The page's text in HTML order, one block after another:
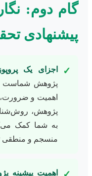
گام دوم:
پیشنهادی
✓ اجزای یک
پژوهش شماست و
اهمیت و ضرورت،
پژوهش،
به شما کمک
منسجم و منطقی
اهمیت پیشینه